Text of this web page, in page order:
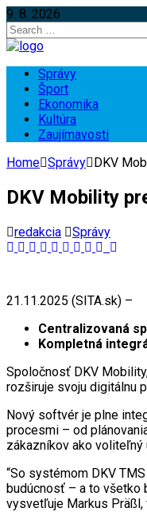
9. 8. 2026
Search
for:
Správy
Šport
Ekonomika
Kultúra
Zaujímavosti
Home Správy DKV
DKV Mobility
redakcia Správy
21.11.2025 (SITA.sk) –
Centralizovaná
Kompletná
Spoločnosť DKV
rozširuje svoju digitálnu
Nový softvér je plne
procesmi – od
zákazníkov ako voliteľný
“So systémom DKV
budúcnosť – a to všetko
vysvetľuje Markus